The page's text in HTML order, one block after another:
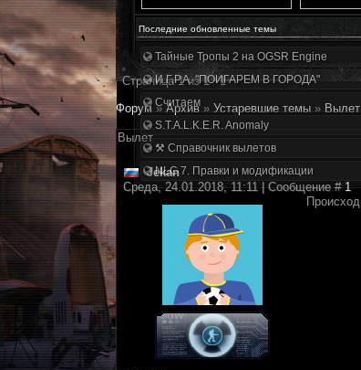
Последние обновленные темы
Тайные Тропы 2 на OGSR Engine
И.Г.Р.А. "ПОИГАРЕМ В ГОРОДА"
Считаем
S.T.A.L.K.E.R. Anomaly
⚒ Справочник вылетов
NLC 7. Правки и модификации
Страница1из1 1
Форум » Архив » Устаревшие темы » Вылет
Вылет
Jekan
Среда, 24.01.2018, 11:11 | Сообщение #1